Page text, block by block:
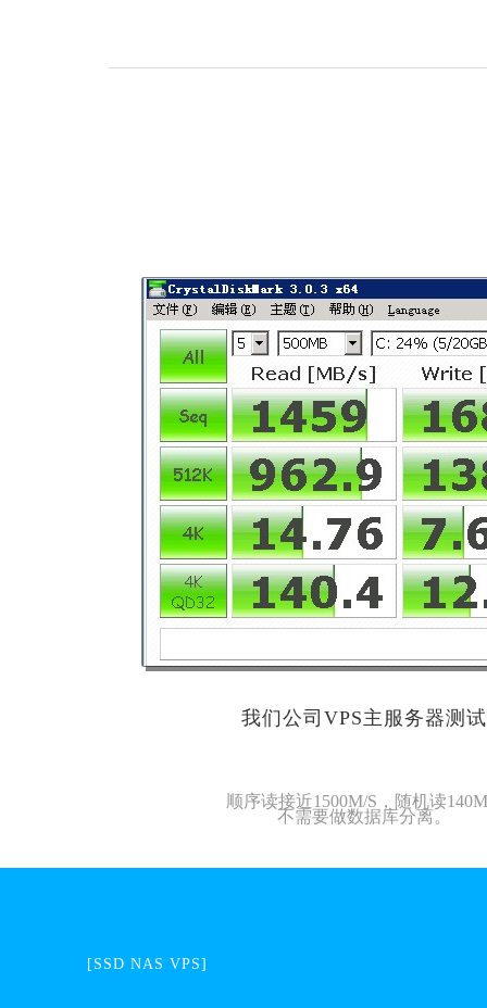
我们公司VPS主服务器测试
顺序读接近1500M/S，随机读
不需要做数据库分离。
[SSD NAS VPS]